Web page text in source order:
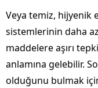
Veya temiz, hijyenik
sistemlerinin daha
maddelere aşırı
anlamına gelebilir.
olduğunu bulmak